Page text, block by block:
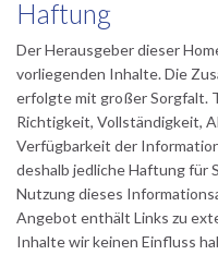
Haftung
Der Herausgeber dieser
vorliegenden Inhalte. Die
erfolgte mit großer Sorgfalt.
Richtigkeit, Vollständigkeit,
Verfügbarkeit der
deshalb jedliche Haftung für
Nutzung dieses
Angebot enthält Links zu
Inhalte wir keinen Einfluss